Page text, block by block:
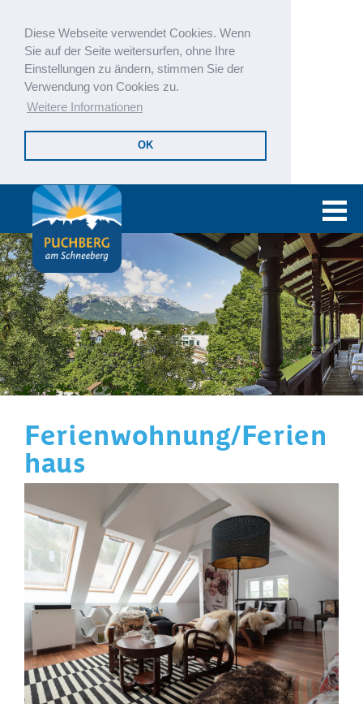
Diese Webseite verwendet Cookies. Wenn
Sie auf der Seite weitersurfen, ohne Ihre
Einstellungen zu ändern, stimmen Sie der
Verwendung von Cookies zu.
Weitere Informationen
OK
Ferienwohnung/Ferien
haus